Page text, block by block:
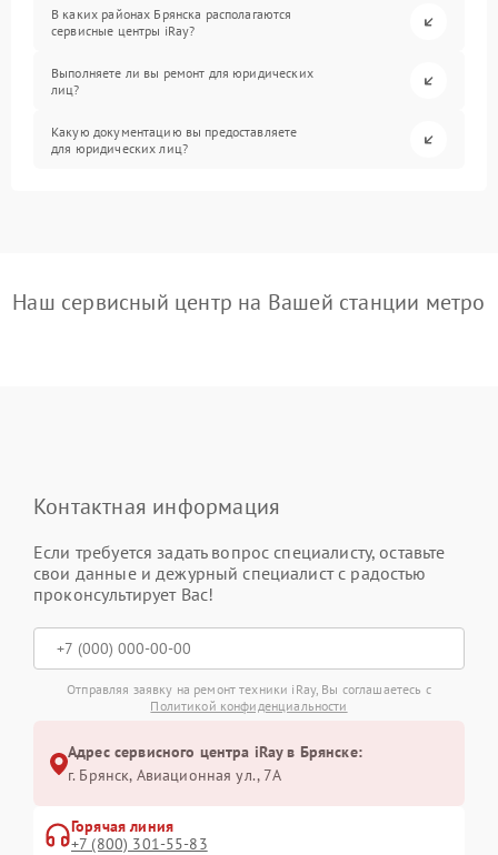
В каких районах Брянска располагаются
сервисные центры iRay?
Выполняете ли вы ремонт для юридических
лиц?
Какую документацию вы предоставляете
для юридических лиц?
Наш сервисный центр на Вашей станции метро
Контактная информация
Если требуется задать вопрос специалисту, оставьте
свои данные и дежурный специалист с радостью
проконсультирует Вас!
Отправляя заявку на ремонт техники iRay, Вы соглашаетесь с
Политикой конфиденциальности
Адрес сервисного центра iRay в Брянске:
г. Брянск, Авиационная ул., 7А
Горячая линия
+7 (800) 301-55-83